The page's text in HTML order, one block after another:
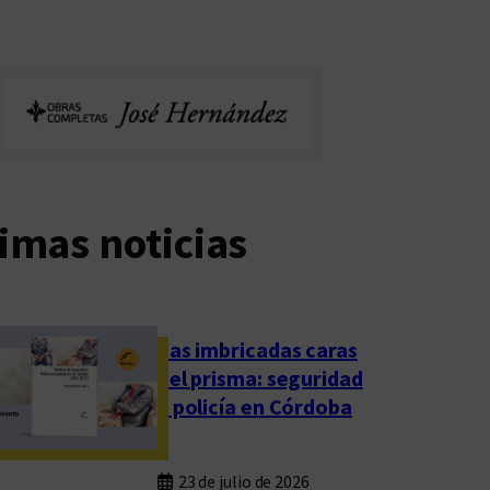
noticias
Las imbricadas caras
del prisma: seguridad
y policía en Córdoba
23 de julio de 2026